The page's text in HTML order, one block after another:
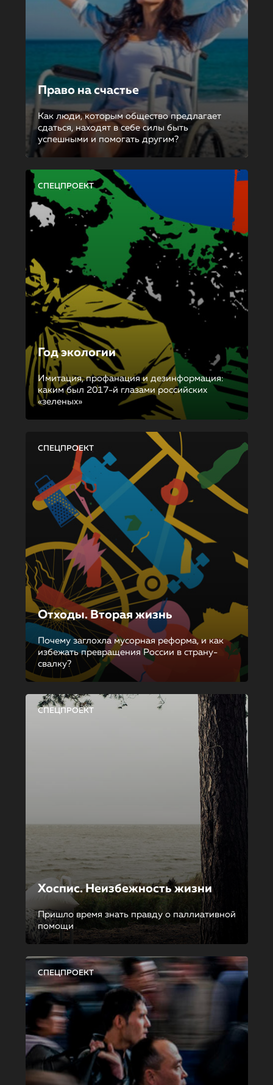
Право на счастье
Как люди, которым общество предлагает
сдаться, находят в себе силы быть
успешными и помогать другим?
СПЕЦПРОЕКТ
Год экологии
Имитация, профанация и дезинформация:
каким был 2017-й глазами российских
«зеленых»
СПЕЦПРОЕКТ
Отходы. Вторая жизнь
Почему заглохла мусорная реформа, и как
избежать превращения России в страну-
свалку?
СПЕЦПРОЕКТ
Хоспис. Неизбежность жизни
Пришло время знать правду о паллиативной
помощи
СПЕЦПРОЕКТ